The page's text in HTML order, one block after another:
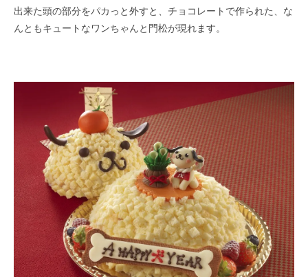
出来た頭の部分をパカっと外すと、チョコレートで作られた、な
んともキュートなワンちゃんと門松が現れます。